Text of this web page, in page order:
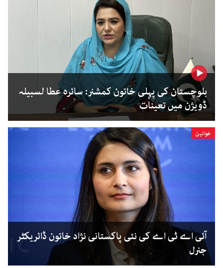
بلوچستان کی پہلی خاتون کمشنر: سائرہ عطا لسبیلہ
ڈویژن میں تعینات
خواتین
آئی اے ٹی اے کی نئی پاکستانی نژاد خاتون ڈائریکٹر
جنرل